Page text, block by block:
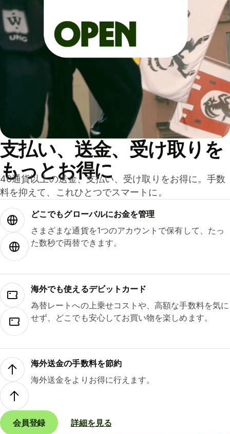
支払い、送金、受け取りを
もっとお得に
40通貨以上の送金、支払い、受け取りをお得に。手数
料を抑えて、これひとつでスマートに。
どこでもグ⁠ロ⁠ー⁠バ⁠ルにお金を管理
さまざまな通貨を1つのアカウントで保有して、たっ
た数秒で両替できます。
海外でも使えるデビットカード
為替レートへの上乗せコストや、高額な手数料を気に
せず、どこでも安心してお買い物を楽しめます。
海外送金の手数料を節約
海外送金をよりお得に行えます。
会員登録 詳細を見る